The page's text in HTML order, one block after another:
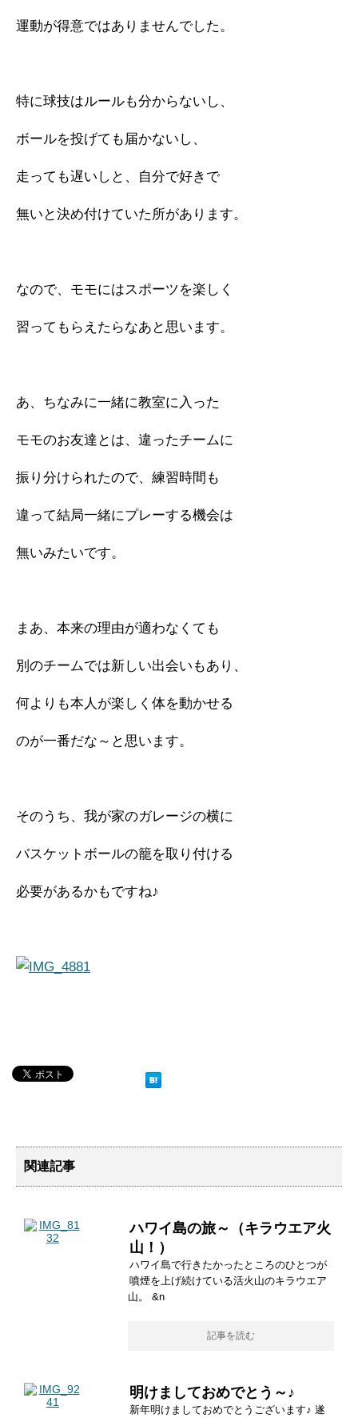
運動が得意ではありませんでした。
特に球技はルールも分からないし、
ボールを投げても届かないし、
走っても遅いしと、自分で好きで
無いと決め付けていた所があります。
なので、モモにはスポーツを楽しく
習ってもらえたらなあと思います。
あ、ちなみに一緒に教室に入った
モモのお友達とは、違ったチームに
振り分けられたので、練習時間も
違って結局一緒にプレーする機会は
無いみたいです。
まあ、本来の理由が適わなくても
別のチームでは新しい出会いもあり、
何よりも本人が楽しく体を動かせる
のが一番だな～と思います。
そのうち、我が家のガレージの横に
バスケットボールの籠を取り付ける
必要があるかもですね♪
関連記事
ハワイ島の旅～（キラウエア火
山！）
ハワイ島で行きたかったところのひとつが
噴煙を上げ続けている活火山のキラウエア
山。 &n
記事を読む
明けましておめでとう～♪
新年明けましておめでとうございます♪ 遂